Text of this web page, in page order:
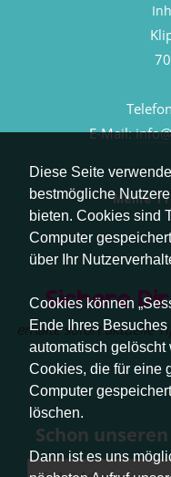
Diese Seite
bestmögliche
bieten. Cookies sind
Computer
über Ihr
Cookies können
Ende Ihres
automatisch gelöscht
Cookies, die für eine
Computer
löschen.
Dann ist es uns
E-Mail:
Meine
Sichere
erhalte sofort aktuelle
Schon